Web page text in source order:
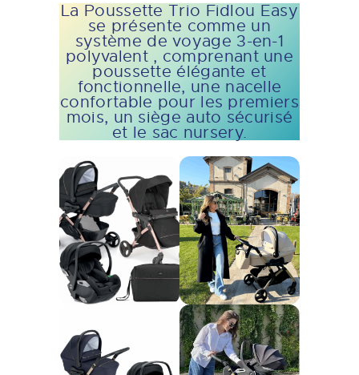
La Poussette Trio Fidlou Easy
se présente comme un
système de voyage 3-en-1
polyvalent , comprenant une
poussette élégante et
fonctionnelle, une nacelle
confortable pour les premiers
mois, un siège auto sécurisé
et le sac nursery.